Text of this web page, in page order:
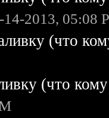
14-2013, 05:08
(что
(что